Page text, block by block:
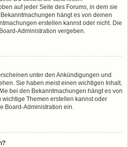
auf jeder Seite des Forums, in dem sie
hängt es von deinen
erstellen kannst oder nicht. Die
Administration vergeben.
unter den Ankündigungen und
Sie haben meist einen wichtigen Inhalt,
bei den Bekanntmachungen hängt es von
Themen erstellen kannst oder
Board-Administration ein.